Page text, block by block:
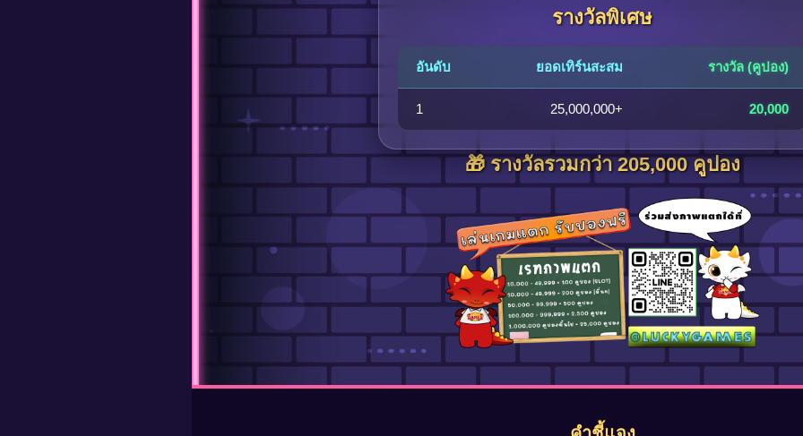
รางวัลพิเศษ
อันดับ ยอดเทิร์นสะสม รางวัล (คูปอง)
1 25,000,000+ 20,000
🎁 รางวัลรวมกว่า 205,000 คูปอง